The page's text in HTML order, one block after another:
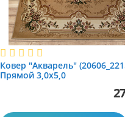
Ковер "Акварель"
Прямой 3,0х5,0